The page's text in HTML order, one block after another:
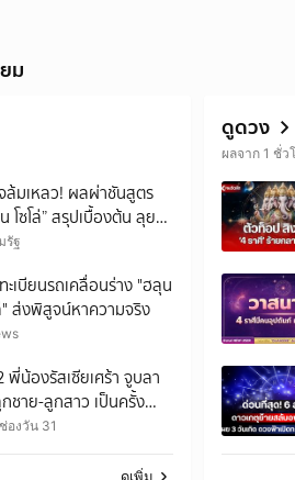
ม
ล้มเหลว! ผลผ่าชันสูตร
โซโล่” สรุปเบื้องต้น ลุย
มไหลตาย ยังไม่ตัดทิ้งสาร
รัฐ
ะเบียนรถเคลื่อนร่าง "ฮลุน
" ส่งพิสูจน์หาความจริง
พี่น้องรัสเซียเศร้า จูบลา
ชาย-ลูกสาว เป็นครั้ง
ย
องวัน 31
ดูเพิ่ม
ดูดวง
ผลจาก 1 ชั่